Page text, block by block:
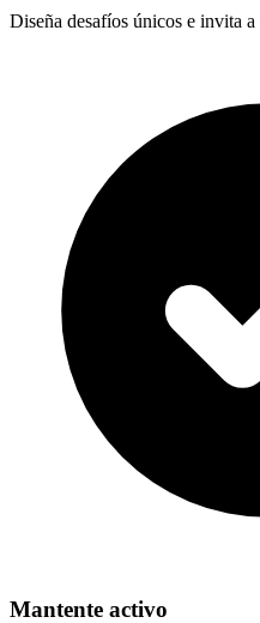
Diseña desafíos únicos e invita
Mantente activo